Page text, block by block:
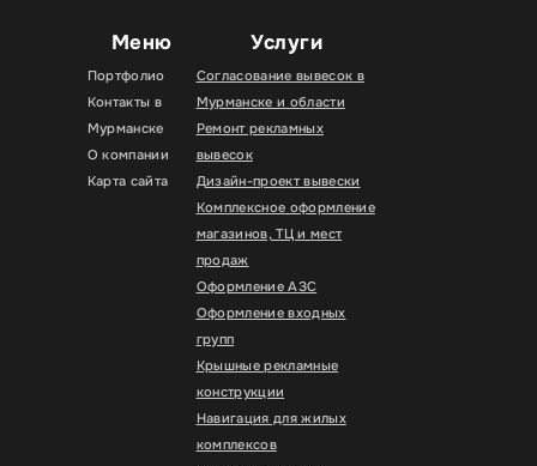
Меню
Портфолио
Контакты в
Мурманске
О компании
Карта сайта
Услуги
Согласование вывесок в
Мурманске и области
Ремонт рекламных
вывесок
Дизайн-проект вывески
Комплексное оформление
магазинов, ТЦ и мест
продаж
Оформление АЗС
Оформление входных
групп
Крышные рекламные
конструкции
Навигация для жилых
комплексов